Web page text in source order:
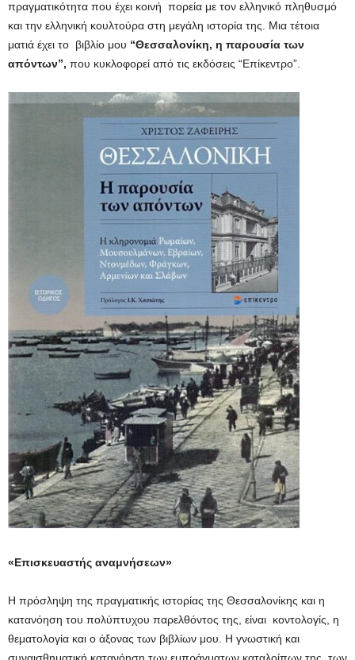
πραγματικότητα που έχει κοινή πορεία με τον ελληνικό πληθυσμό
και την ελληνική κουλτούρα στη μεγάλη ιστορία της. Μια τέτοια
ματιά έχει το βιβλίο μου “Θεσσαλονίκη, η παρουσία των
απόντων”, που κυκλοφορεί από τις εκδόσεις “Επίκεντρο”.
«Επισκευαστής αναμνήσεων»
Η πρόσληψη της πραγματικής ιστορίας της Θεσσαλονίκης και η
κατανόηση του πολύπτυχου παρελθόντος της, είναι κοντολογίς, η
θεματολογία και ο άξονας των βιβλίων μου. Η γνωστική και